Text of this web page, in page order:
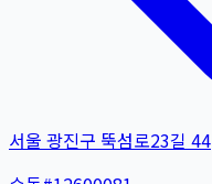
서울 광진구 뚝섬로23길 44